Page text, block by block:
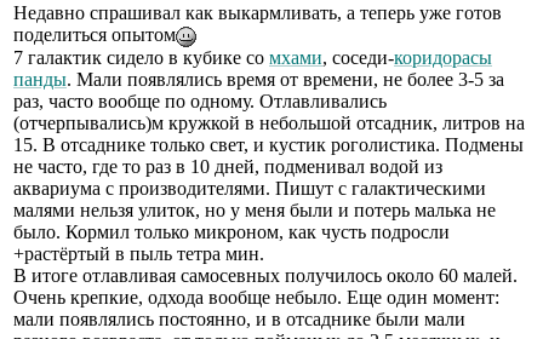
Недавно спрашивал как выкармливать, а теперь уже готов
поделиться опытом
7 галактик сидело в кубике со мхами, соседи-коридорасы
панды. Мали появлялись время от времени, не более 3-5 за
раз, часто вообще по одному. Отлавливались
(отчерпывались)м кружкой в небольшой отсадник, литров на
15. В отсаднике только свет, и кустик роголистика. Подмены
не часто, где то раз в 10 дней, подменивал водой из
аквариума с производителями. Пишут с галактическими
малями нельзя улиток, но у меня были и потерь малька не
было. Кормил только микроном, как чусть подросли
+растёртый в пыль тетра мин.
В итоге отлавливая самосевных получилось около 60 малей.
Очень крепкие, одхода вообще небыло. Еще один момент:
мали появлялись постоянно, и в отсаднике были мали